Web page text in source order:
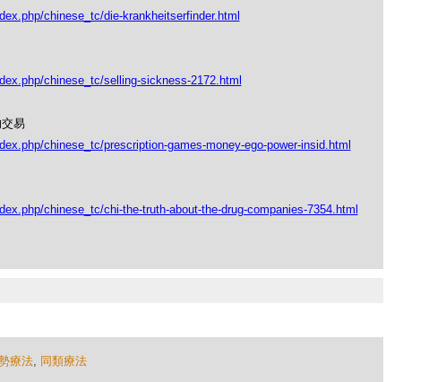
chinese_tc/die-krankheitserfinder.html
chinese_tc/selling-sickness-2172.html
易
chinese_tc/prescription-games-money-ego-power-insid.html
chinese_tc/chi-the-truth-about-the-drug-companies-7354.html
療法, 同類療法